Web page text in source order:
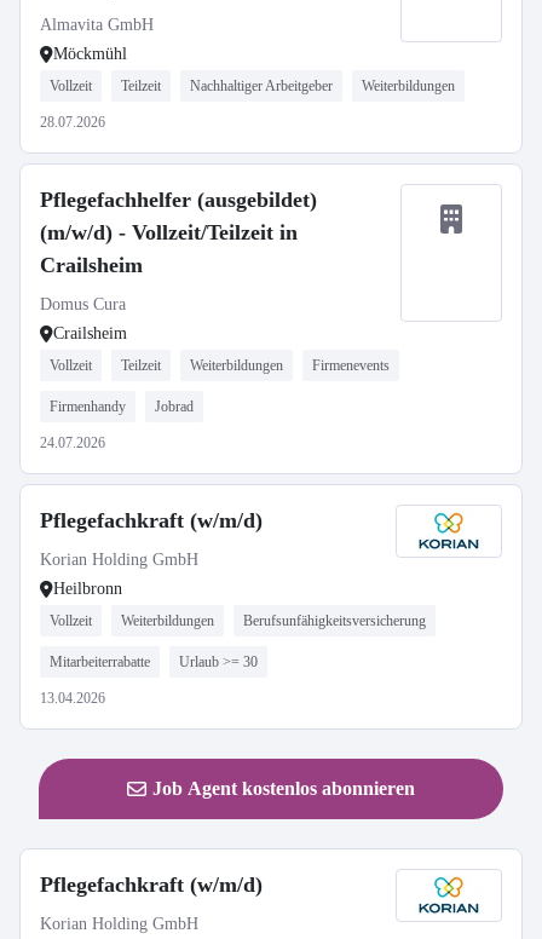
Almavita GmbH
Möckmühl
Vollzeit Teilzeit Nachhaltiger Arbeitgeber Weiterbildungen
28.07.2026
Pflegefachhelfer (ausgebildet)
(m/w/d) - Vollzeit/Teilzeit in
Crailsheim
Domus Cura
Crailsheim
Vollzeit Teilzeit Weiterbildungen Firmenevents
Firmenhandy Jobrad
24.07.2026
Pflegefachkraft (w/m/d)
Korian Holding GmbH
Heilbronn
Vollzeit Weiterbildungen Berufsunfähigkeitsversicherung
Mitarbeiterrabatte Urlaub >= 30
13.04.2026
Job Agent kostenlos abonnieren
Pflegefachkraft (w/m/d)
Korian Holding GmbH